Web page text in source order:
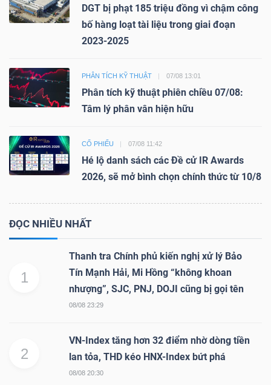
DGT bị phạt 185 triệu đồng vì chậm công
bố hàng loạt tài liệu trong giai đoạn
2023-2025
PHÂN TÍCH KỸ THUẬT 07/08 13:01
Phân tích kỹ thuật phiên chiều 07/08:
Tâm lý phân vân hiện hữu
CỔ PHIẾU 07/08 11:42
Hé lộ danh sách các Đề cử IR Awards
2026, sẽ mở bình chọn chính thức từ 10/8
ĐỌC NHIỀU NHẤT
1
Thanh tra Chính phủ kiến nghị xử lý Bảo
Tín Mạnh Hải, Mi Hồng “không khoan
nhượng”, SJC, PNJ, DOJI cũng bị gọi tên
08/08 23:29
2
VN-Index tăng hơn 32 điểm nhờ dòng tiền
lan tỏa, THD kéo HNX-Index bứt phá
08/08 20:30